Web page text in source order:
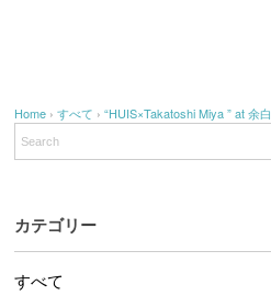
Home ›すべて ›“HUIS×Takatoshi Miya ” at 余白
カテゴリー
すべて